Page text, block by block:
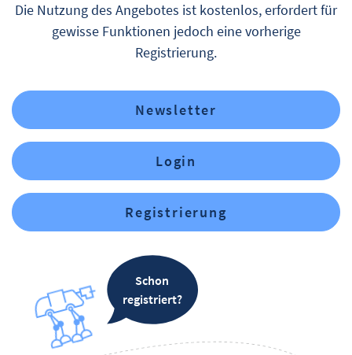
Die Nutzung des Angebotes ist kostenlos, erfordert für
gewisse Funktionen jedoch eine vorherige
Registrierung.
Newsletter
Login
Registrierung
Schon
registriert?